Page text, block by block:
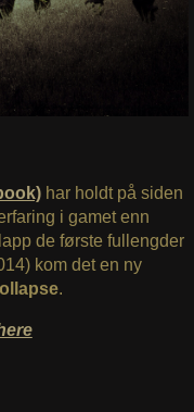
har holdt på siden
i gamet enn
de første fullengder
kom det en ny
.